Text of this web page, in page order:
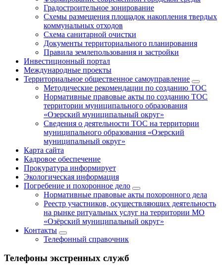
Градостроительное зонирование
Схемы размещения площадок накопления твердых
коммунальных отходов
Схема санитарной очистки
Документы территориального планирования
Правила землепользования и застройки
Инвестиционный портал
Международные проекты
Территориальное общественное самоуправление
Методические рекомендации по созданию ТОС
Нормативные правовые акты по созданию ТОС
территории муниципального образования
«Озерский муниципальный округ»
Сведения о деятельности ТОС на территории
муниципального образования «Озерский
муниципальный округ»
Карта сайта
Кадровое обеспечение
Прокуратура информирует
Экологическая информация
Погребение и похоронное дело
Нормативные правовые акты похоронного дела
Реестр участников, осуществляющих деятельность
на рынке ритуальных услуг на территории МО
«Озёрский муниципальный округ»
Контакты
Телефонный справочник
Телефоны экстренных служб